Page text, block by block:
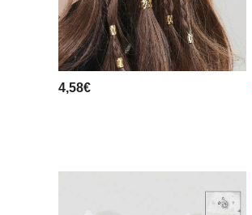
4,58€